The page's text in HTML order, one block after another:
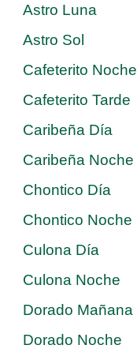
Astro Luna
Astro Sol
Cafeterito Noche
Cafeterito Tarde
Caribeña Día
Caribeña Noche
Chontico Día
Chontico Noche
Culona Día
Culona Noche
Dorado Mañana
Dorado Noche